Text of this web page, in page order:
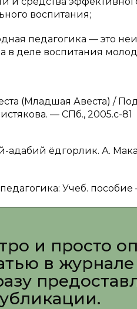
воспитания;
педагогика — это
в деле воспитания
(Младшая Авеста) /
— СПб., 2005.с-81
адабий ёдгорлик. А.
Учеб. пособие
и просто
в